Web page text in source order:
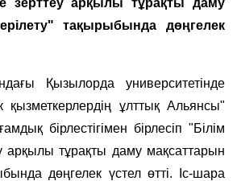
тақырыбында дөңгелек
Қызылорда университетінде
қызметкерлердің ұлттық Альянсы"
бірлестігімен бірлесіп "Білім
арқылы тұрақты даму мақсаттарын
дөңгелек үстел өтті. Іс-шара